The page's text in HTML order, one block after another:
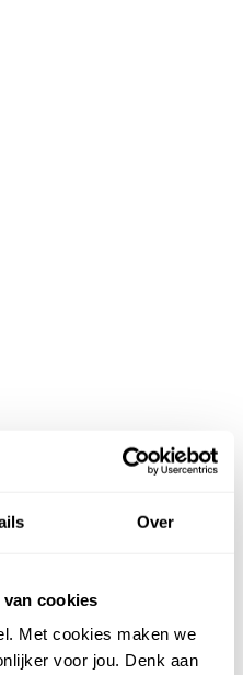
Over
cookies
Met cookies maken we
voor jou. Denk aan